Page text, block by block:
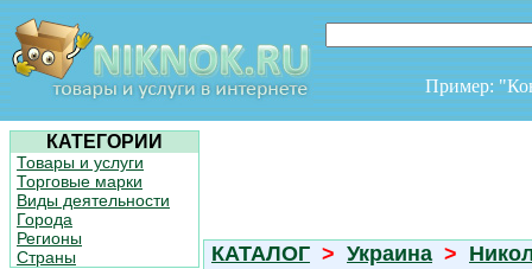
Пример:
КАТЕГОРИИ
Товары и услуги
Торговые марки
Виды деятельности
Города
Регионы
Страны
КАТАЛОГ > Украина >